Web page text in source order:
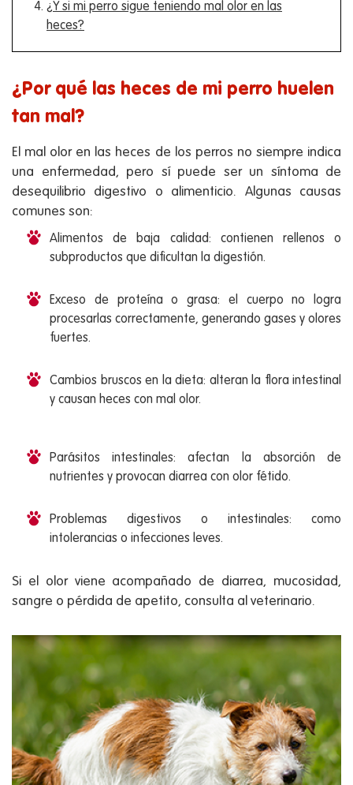
¿Y si mi perro sigue teniendo mal olor en las
heces?
¿Por qué las heces de mi perro huelen
tan mal?
El mal olor en las heces de los perros no siempre indica
una enfermedad, pero sí puede ser un síntoma de
desequilibrio digestivo o alimenticio. Algunas causas
comunes son:
Alimentos de baja calidad: contienen rellenos o
subproductos que dificultan la digestión.
Exceso de proteína o grasa: el cuerpo no logra
procesarlas correctamente, generando gases y olores
fuertes.
Cambios bruscos en la dieta: alteran la flora intestinal
y causan heces con mal olor.
Parásitos intestinales: afectan la absorción de
nutrientes y provocan diarrea con olor fétido.
Problemas digestivos o intestinales: como
intolerancias o infecciones leves.
Si el olor viene acompañado de diarrea, mucosidad,
sangre o pérdida de apetito, consulta al veterinario.